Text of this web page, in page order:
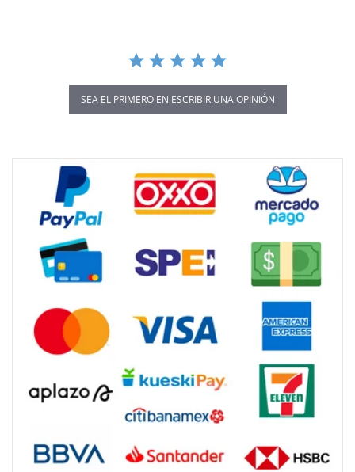
SEA EL PRIMERO EN ESCRIBIR UNA OPINIÓN